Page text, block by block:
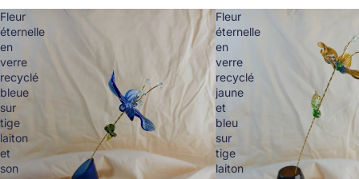
Fleur
éternelle
en
verre
recyclé
bleue
sur
tige
laiton
et
son
Fleur
éternelle
en
verre
recyclé
jaune
et
bleu
sur
tige
laiton